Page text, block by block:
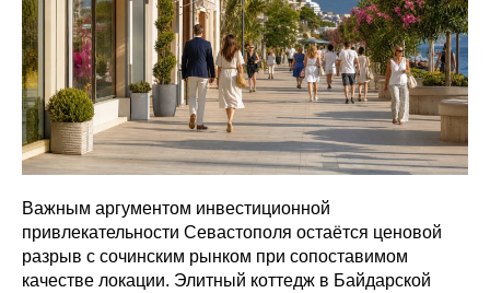
Важным аргументом инвестиционной
привлекательности Севастополя остаётся ценовой
разрыв с сочинским рынком при сопоставимом
качестве локации. Элитный коттедж в Байдарской